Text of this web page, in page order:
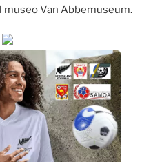
museo Van Abbemuseum.